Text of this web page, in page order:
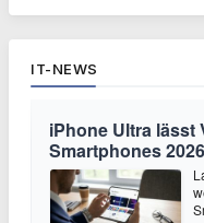
IT-NEWS
iPhone Ultra lässt
Smartphones